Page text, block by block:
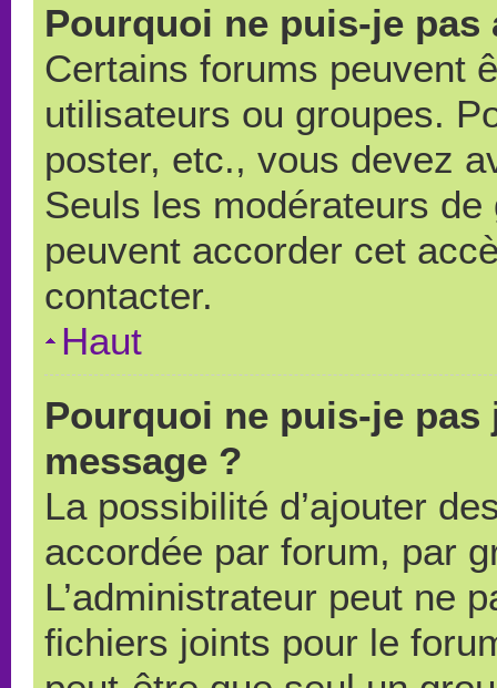
Pourquoi ne puis-je
Certains forums peuvent
utilisateurs ou groupes.
poster, etc., vous devez
Seuls les modérateurs
peuvent accorder cet
contacter.
Haut
Pourquoi ne puis-je
message ?
La possibilité d’ajouter
accordée par forum, par
L’administrateur peut ne
fichiers joints pour le